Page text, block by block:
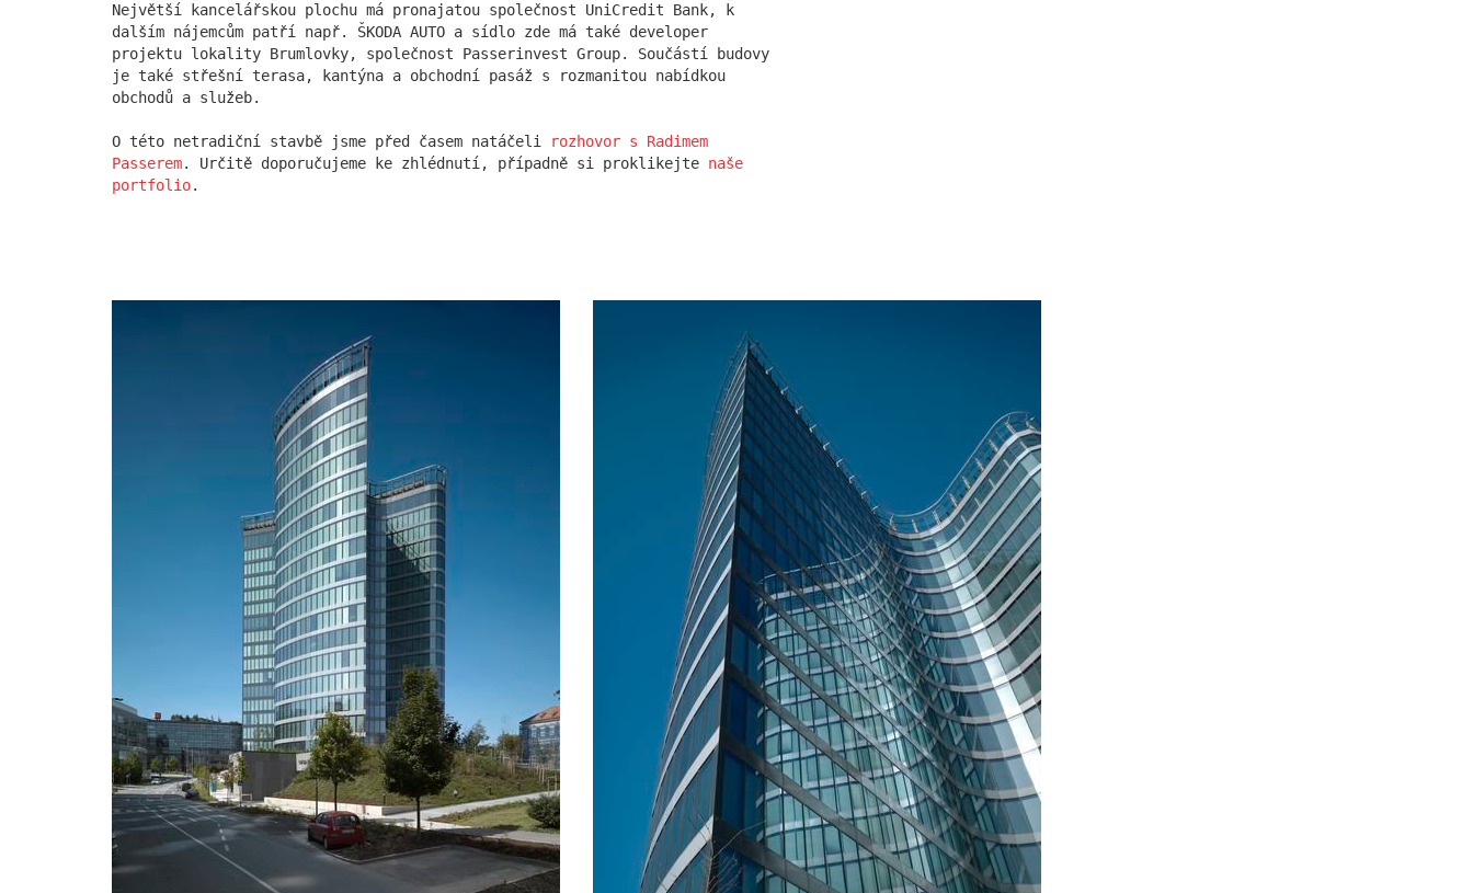
Budova BBC Filadelfie
slaví 15. výročí
budova BBC Filafelfie. Se svými 17
nadzemními podlažími a atraktivním designem
24.07.2025
Novostavba statku v Dobřichovicích v sobě
spojuje citlivkou práci s historickou stopou
a soudobou architekturou ve venkovském
kontextu.
více
Diskutovali jsme o
spolupráci napříč
generacemi
24.06.2025
V červnu letošního roku opět ožil pravý břeh
Vltavy festivalem designu a architektury. A
my byli u toho!
Největší kancelářskou plochu má pronajatou společnost UniCredit Bank, k
dalším nájemcům patří např. ŠKODA AUTO a sídlo zde má také developer
projektu lokality Brumlovky, společnost Passerinvest Group. Součástí budovy
je také střešní terasa, kantýna a obchodní pasáž s rozmanitou nabídkou
obchodů a služeb.
O této netradiční stavbě jsme před časem natáčeli
rozhovor s Radimem
Passerem. Určitě doporučujeme ke zhlédnutí, případně si proklikejte naše
portfolio.